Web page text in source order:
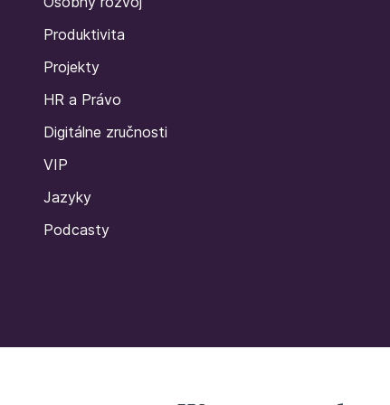
Produktivita
Projekty
HR a Právo
Digitálne zručnosti
VIP
Jazyky
Podcasty